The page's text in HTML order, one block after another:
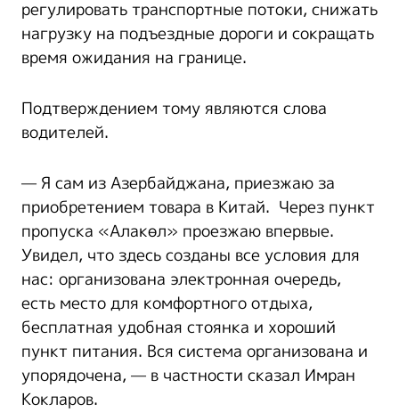
регулировать транспортные потоки, снижать
нагрузку на подъездные дороги и сокращать
время ожидания на границе.
Подтверждением тому являются слова
водителей.
— Я сам из Азербайджана, приезжаю за
приобретением товара в Китай. Через пункт
пропуска «Алакөл» проезжаю впервые.
Увидел, что здесь созданы все условия для
нас: организована электронная очередь,
есть место для комфортного отдыха,
бесплатная удобная стоянка и хороший
пункт питания. Вся система организована и
упорядочена, — в частности сказал Имран
Кокларов.